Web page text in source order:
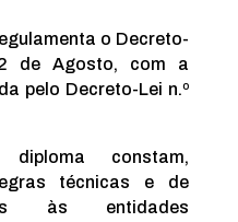
o Decreto-
de Agosto, com a
pelo Decreto-Lei n.º
constam,
técnicas e de
às entidades